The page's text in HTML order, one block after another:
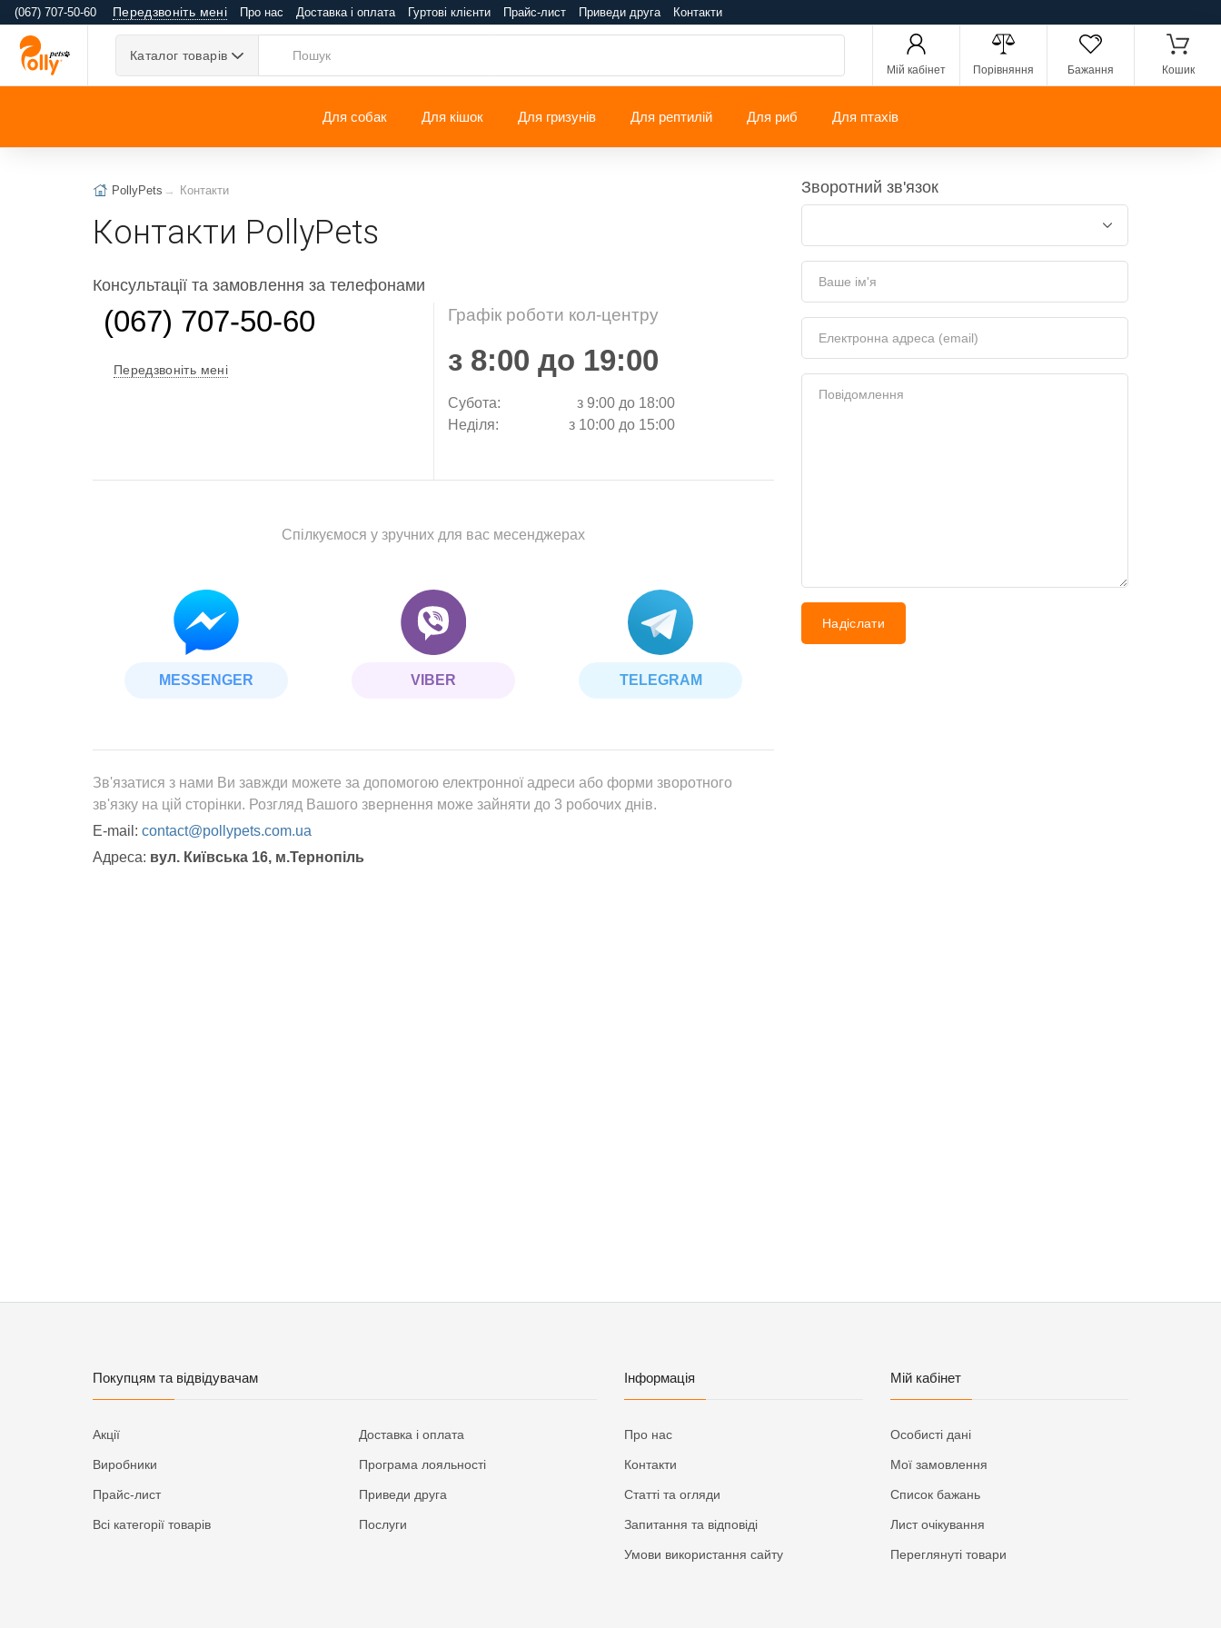
(067) 707-50-60 Передзвоніть мені Про нас Доставка і оплата Гуртові клієнти Прайс-лист Приведи друга Контакти
Каталог товарів
Мій кабінет Порівняння Бажання Кошик
Для собак Для кішок Для гризунів Для рептилій Для риб Для птахів
PollyPets Контакти
Контакти PollyPets
Консультації та замовлення за телефонами
(067) 707-50-60
Передзвоніть мені
Графік роботи кол-центру
з 8:00 до 19:00
Субота:
з 9:00 до 18:00
Неділя:
з 10:00 до 15:00
Спілкуємося у зручних для вас месенджерах
MESSENGER VIBER TELEGRAM
Зв'язатися з нами Ви завжди можете за допомогою електронної адреси або форми зворотного
зв'язку на цій сторінки. Розгляд Вашого звернення може зайняти до 3 робочих днів.
E-mail: contact@pollypets.com.ua
Адреса: вул. Київська 16, м.Тернопіль
Зворотний зв'язок
Надіслати
Покупцям та відвідувачам
Акції
Виробники
Прайс-лист
Всі категорії товарів
Доставка і оплата
Програма лояльності
Приведи друга
Послуги
Інформація
Про нас
Контакти
Статті та огляди
Запитання та відповіді
Умови використання сайту
Мій кабінет
Особисті дані
Мої замовлення
Список бажань
Лист очікування
Переглянуті товари